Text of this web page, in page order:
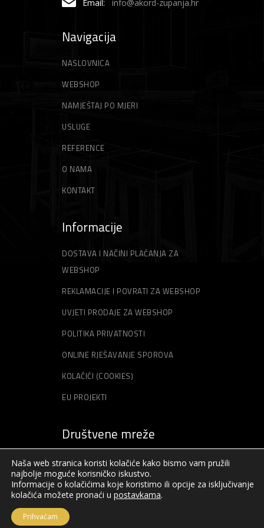
Sjekire
Skalpeli
Škripci/Stege/Poluge
Stege
Gleteri
Špahtle
Traktorske kosilice
Trimeri
Električni trimeri
Motorni trimeri
Strune za trimer
Email: info@akord-zupanja.hr
Navigacija
NASLOVNICA
WEBSHOP
NAMJEŠTAJ PO MJERI
USLUGE
REFERENCE
O NAMA
KONTAKT
Informacije
DOSTAVA I NAČINI PLAĆANJA ZA
WEBSHOP
REKLAMACIJE I POVRATI ZA WEBSHOP
UVJETI PRODAJE ZA WEBSHOP
POLITIKA PRIVATNOSTI
ONLINE RJEŠAVANJE SPOROVA
KOLAČIĆI (COOKIES)
EU PROJEKTI
Društvene mreže
© Sva prava pridržana – Akord – 2019
Naša web stranica koristi kolačiće kako bismo vam pružili
najbolje moguće korisničko iskustvo.
Informacije o kolačićima koje koristimo ili opcije za isključivanje
kolačića možete pronaći u postavkama.
Prihvaćam